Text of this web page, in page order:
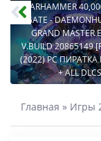
WARHAMMER
GATE -
GRAND MASTER
V.BUILD 20865149
(2022) PC ПИРАТКА
+ ALL
Главная » Игры